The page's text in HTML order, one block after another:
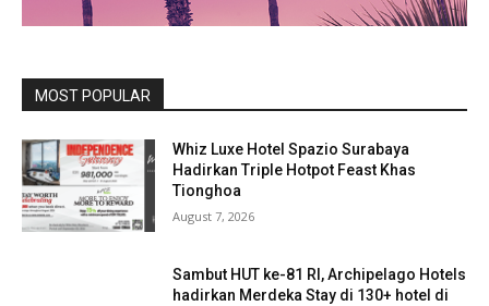
MOST POPULAR
Whiz Luxe Hotel Spazio Surabaya
Hadirkan Triple Hotpot Feast Khas
Tionghoa
August 7, 2026
Sambut HUT ke-81 RI, Archipelago Hotels
hadirkan Merdeka Stay di 130+ hotel di